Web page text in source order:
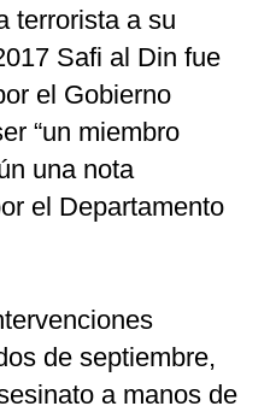
terrorista a su
Safi al Din fue
el Gobierno
“un miembro
una nota
el Departamento
de septiembre,
a manos de